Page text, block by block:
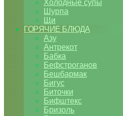
Холодные супы
Шурпа
Щи
ГОРЯЧИЕ БЛЮДА
Азу
Антрекот
Бабка
Бефстроганов
Бешбармак
Бигус
Биточки
Бифштекс
Бризоль